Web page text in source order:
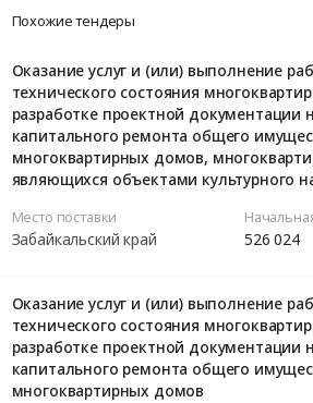
Похожие тендеры
Оказание услуг и (или) выполнение
технического состояния
разработке проектной документации
капитального ремонта общего
многоквартирных домов,
являющихся объектами культурного
Место поставки
Забайкальский край 526 024
Оказание услуг и (или) выполнение
технического состояния
разработке проектной документации
капитального ремонта общего
многоквартирных домов